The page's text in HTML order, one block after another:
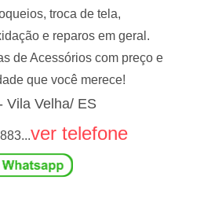
troca de tela,
e reparos em geral.
de Acessórios com preço e
que você merece!
Vila Velha/ ES
ver telefone